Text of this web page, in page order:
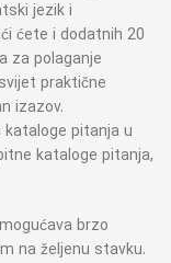
jezik i
ćete i dodatnih 20
za polaganje
praktične
izazov.
kataloge pitanja u
kataloge pitanja,
brzo
na željenu stavku.